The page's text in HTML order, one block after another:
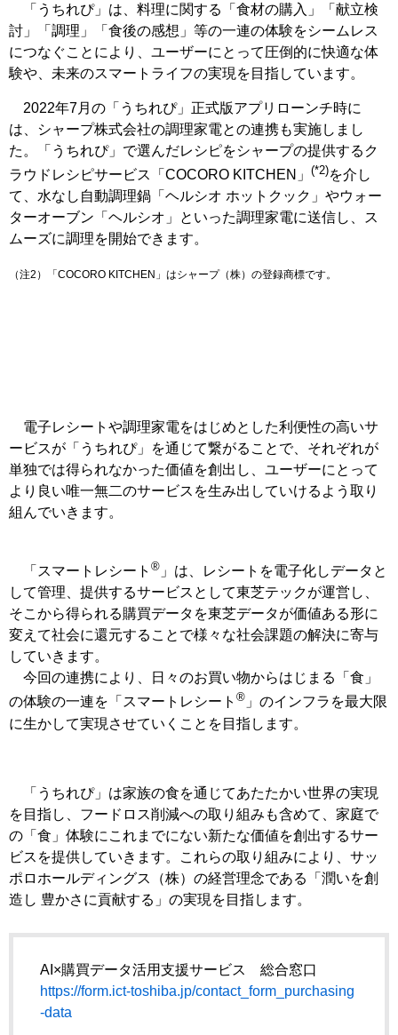
「うちれぴ」は、料理に関する「食材の購入」「献立検
討」「調理」「食後の感想」等の一連の体験をシームレス
につなぐことにより、ユーザーにとって圧倒的に快適な体
験や、未来のスマートライフの実現を目指しています。
2022年7月の「うちれぴ」正式版アプリローンチ時に
は、シャープ株式会社の調理家電との連携も実施しまし
た。「うちれぴ」で選んだレシピをシャープの提供するク
ラウドレシピサービス「COCORO KITCHEN」 (*2)を介し
て、水なし自動調理鍋「ヘルシオ ホットクック」やウォー
ターオーブン「ヘルシオ」といった調理家電に送信し、ス
ムーズに調理を開始できます。
（注2）「COCORO KITCHEN」はシャープ（株）の登録商標です。
電子レシートや調理家電をはじめとした利便性の高いサ
ービスが「うちれぴ」を通じて繋がることで、それぞれが
単独では得られなかった価値を創出し、ユーザーにとって
より良い唯一無二のサービスを生み出していけるよう取り
組んでいきます。
「スマートレシート ® 」は、レシートを電子化しデータと
して管理、提供するサービスとして東芝テックが運営し、
そこから得られる購買データを東芝データが価値ある形に
変えて社会に還元することで様々な社会課題の解決に寄与
していきます。
今回の連携により、日々のお買い物からはじまる「食」
の体験の一連を「スマートレシート ® 」のインフラを最大限
に生かして実現させていくことを目指します。
「うちれぴ」は家族の食を通じてあたたかい世界の実現
を目指し、フードロス削減への取り組みも含めて、家庭で
の「食」体験にこれまでにない新たな価値を創出するサー
ビスを提供していきます。これらの取り組みにより、サッ
ポロホールディングス（株）の経営理念である「潤いを創
造し 豊かさに貢献する」の実現を目指します。
AI×購買データ活用支援サービス 総合窓口
https://form.ict-toshiba.jp/contact_form_purchasing
-data